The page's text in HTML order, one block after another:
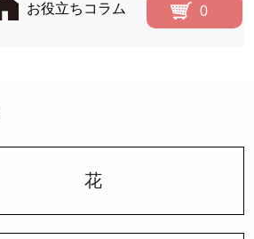
お役立ちコラム 0
花